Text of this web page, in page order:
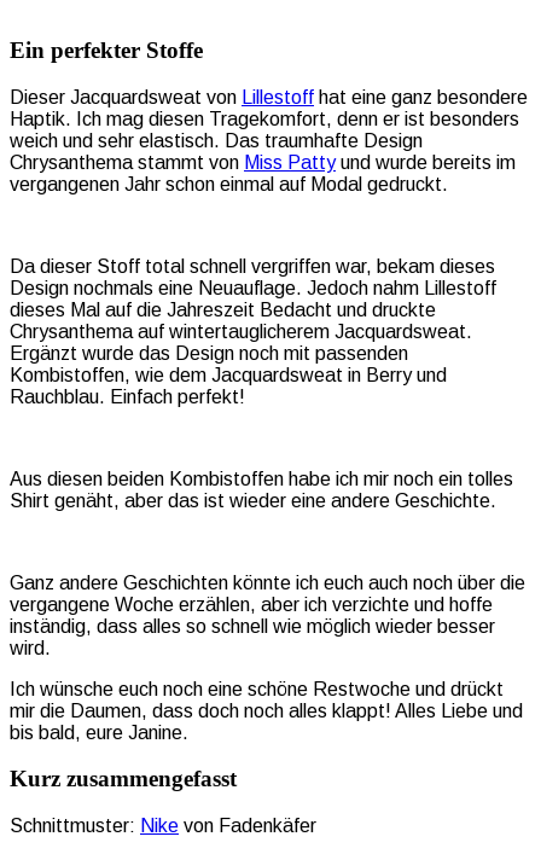
Ein perfekter Stoffe
Dieser Jacquardsweat von Lillestoff hat eine ganz besondere
Haptik. Ich mag diesen Tragekomfort, denn er ist besonders
weich und sehr elastisch. Das traumhafte Design
Chrysanthema stammt von Miss Pattyund wurde bereits im
vergangenen Jahr schon einmal auf Modal gedruckt.
Da dieser Stoff total schnell vergriffen war, bekam dieses
Design nochmals eine Neuauflage. Jedoch nahm Lillestoff
dieses Mal auf die Jahreszeit Bedacht und druckte
Chrysanthema auf wintertauglicherem Jacquardsweat.
Ergänzt wurde das Design noch mit passenden
Kombistoffen, wie dem Jacquardsweat in Berry und
Rauchblau. Einfach perfekt!
Aus diesen beiden Kombistoffen habe ich mir noch ein tolles
Shirt genäht, aber das ist wieder eine andere Geschichte.
Ganz andere Geschichten könnte ich euch auch noch über die
vergangene Woche erzählen, aber ich verzichte und hoffe
inständig, dass alles so schnell wie möglich wieder besser
wird.
Ich wünsche euch noch eine schöne Restwoche und drückt
mir die Daumen, dass doch noch alles klappt! Alles Liebe und
bis bald, eure Janine.
Kurz zusammengefasst
Schnittmuster: Nike von Fadenkäfer